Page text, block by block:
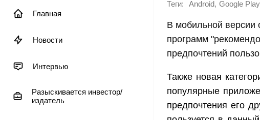
Главная
Новости
Интервью
Разыскивается инвестор/
издатель
Теги: Android, Google Play
В мобильной версии
программ
предпочтений
Также новая
популярные
предпочтения его